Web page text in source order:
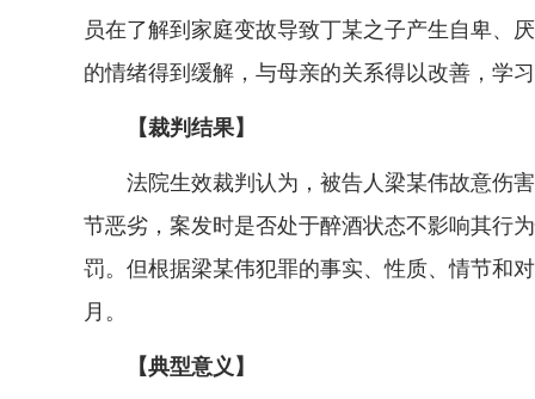
员在了解到家庭变故导致丁某之子产生自卑、
的情绪得到缓解，与母亲的关系得以改善，学
【裁判结果】
法院生效裁判认为，被告人梁某伟故意伤害
节恶劣，案发时是否处于醉酒状态不影响其行
罚。但根据梁某伟犯罪的事实、性质、情节和
月。
【典型意义】